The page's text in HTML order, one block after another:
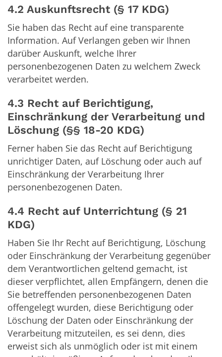
4.2 Auskunftsrecht (§ 17 KDG)
Sie haben das Recht auf eine transparente
Information. Auf Verlangen geben wir Ihnen
darüber Auskunft, welche Ihrer
personenbezogenen Daten zu welchem Zweck
verarbeitet werden.
4.3 Recht auf Berichtigung,
Einschränkung der Verarbeitung und
Löschung (§§ 18-20 KDG)
Ferner haben Sie das Recht auf Berichtigung
unrichtiger Daten, auf Löschung oder auch auf
Einschränkung der Verarbeitung Ihrer
personenbezogenen Daten.
4.4 Recht auf Unterrichtung (§ 21
KDG)
Haben Sie Ihr Recht auf Berichtigung, Löschung
oder Einschränkung der Verarbeitung gegenüber
dem Verantwortlichen geltend gemacht, ist
dieser verpflichtet, allen Empfängern, denen die
Sie betreffenden personenbezogenen Daten
offengelegt wurden, diese Berichtigung oder
Löschung der Daten oder Einschränkung der
Verarbeitung mitzuteilen, es sei denn, dies
erweist sich als unmöglich oder ist mit einem